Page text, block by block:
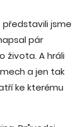
jsme
pár
života. A hráli
a jen tak
ke kterému